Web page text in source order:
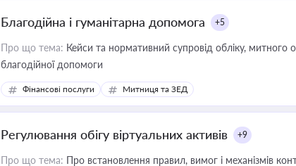
Благодійна і гуманітарна допомога +5
Про що тема: Кейси та нормативний супровід обліку, митного
благодійної допомоги
Фінансові послуги Митниця та ЗЕД
Регулювання обігу віртуальних активів +9
Про що тема: Про встановлення правил, вимог і механізмів